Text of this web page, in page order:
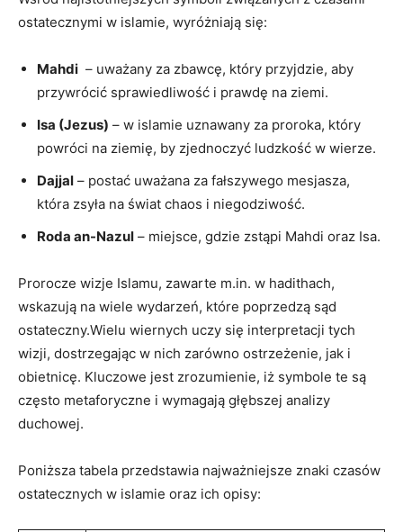
ostatecznymi w islamie, wyróżniają się:
Mahdi ⁤ – uważany za zbawcę, który ‌przyjdzie, aby
przywrócić sprawiedliwość ​i prawdę na ziemi.
Isa (Jezus) – w islamie ‍uznawany za proroka,⁣ który
powróci na ziemię, by‍ zjednoczyć ludzkość⁢ w⁢ wierze.
Dajjal – postać uważana ⁤za⁣ fałszywego mesjasza, ​
która zsyła‌ na świat ​chaos i niegodziwość.
Roda‌ an-Nazul –⁢ miejsce,⁣ gdzie‌ zstąpi Mahdi ⁣oraz Isa.
Prorocze ‍wizje Islamu, zawarte ​m.in. w hadithach,
wskazują na wiele wydarzeń, które poprzedzą sąd
‍ostateczny.Wielu wiernych uczy się interpretacji​ tych
wizji, dostrzegając w ⁤nich zarówno ostrzeżenie, jak ⁤i
‌obietnicę. Kluczowe jest zrozumienie, iż symbole te są
‍często‍ metaforyczne i wymagają głębszej analizy
duchowej.
Poniższa tabela przedstawia najważniejsze znaki czasów
ostatecznych w islamie oraz ich opisy: